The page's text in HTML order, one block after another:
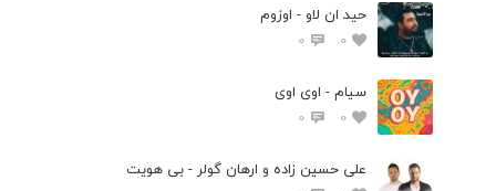
حید ان لاو - اوزوم
0
0
سیام - اوی اوی
0
0
علی حسین زاده و ارهان گولر - بی هویت